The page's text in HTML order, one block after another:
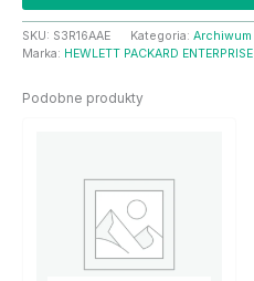
SKU: S3R16AAE Kategoria: Archiwum
Marka: HEWLETT PACKARD ENTERPRISE
Podobne produkty